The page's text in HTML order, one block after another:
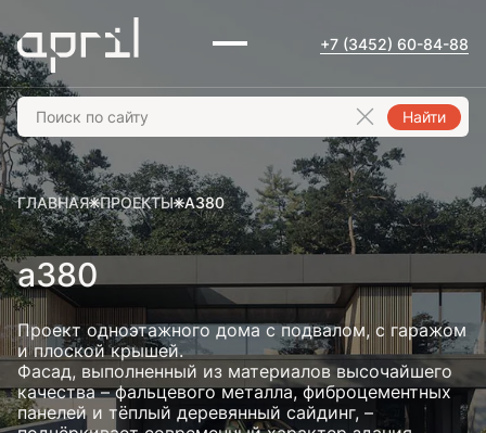
+7 (3452) 60-84-88
Найти
ГЛАВНАЯ ПРОЕКТЫ А380
а380
Проект одноэтажного дома с подвалом, с гаражом
и плоской крышей.
Фасад, выполненный из материалов высочайшего
качества – фальцевого металла, фиброцементных
панелей и тёплый деревянный сайдинг, –